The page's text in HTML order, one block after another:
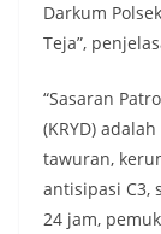
Darkum
Teja”,
“Sasaran
(KRYD)
tawuran,
antisipasi C3,
24 jam,